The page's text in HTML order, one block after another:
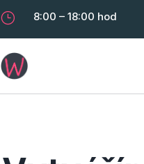
} 8:00 – 18:00 hod